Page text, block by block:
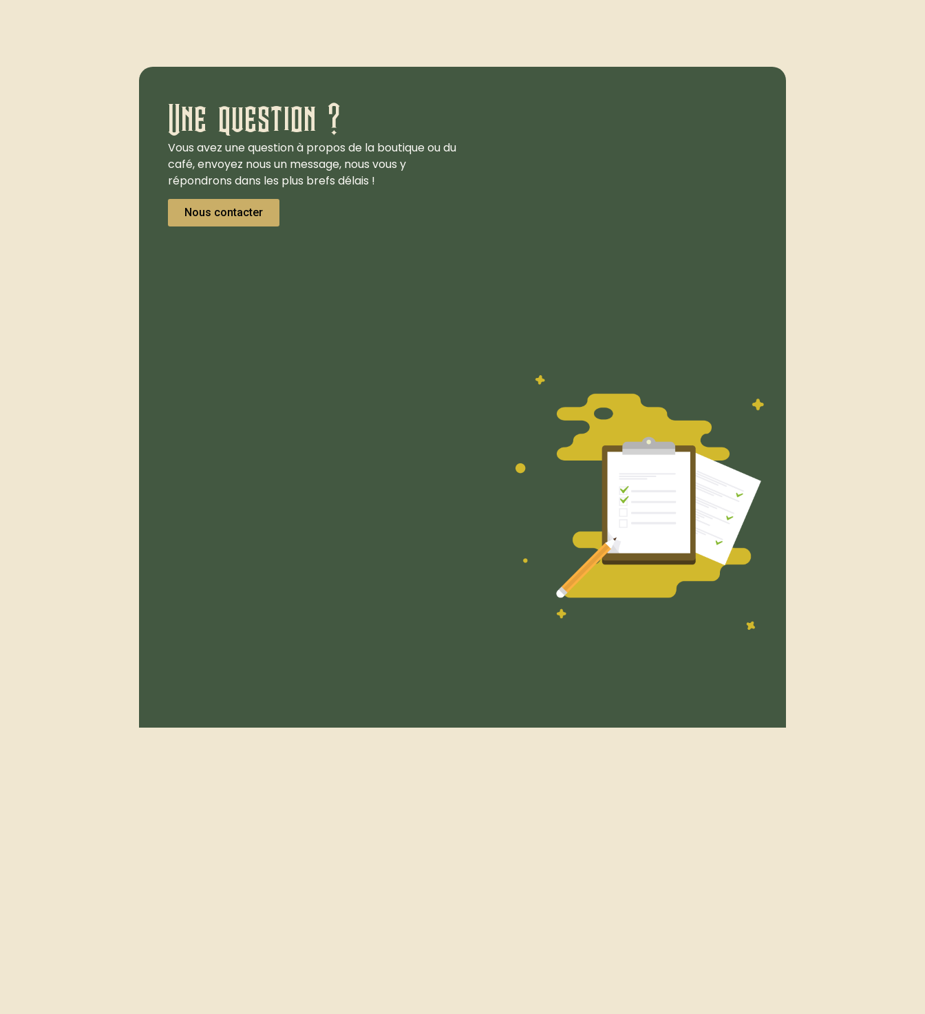
Une question ?
Vous avez une question à propos de la boutique ou du
café, envoyez nous un message, nous vous y
répondrons dans les plus brefs délais !
Nous contacter